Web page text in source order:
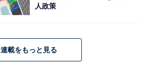
人政策
連載をもっと見る